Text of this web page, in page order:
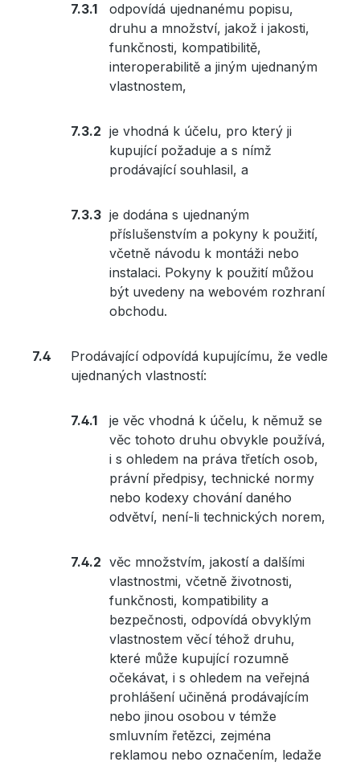
odpovídá ujednanému popisu,
druhu a množství, jakož i jakosti,
funkčnosti, kompatibilitě,
interoperabilitě a jiným ujednaným
vlastnostem,
je vhodná k účelu, pro který ji
kupující požaduje a s nímž
prodávající souhlasil, a
je dodána s ujednaným
příslušenstvím a pokyny k použití,
včetně návodu k montáži nebo
instalaci. Pokyny k použití můžou
být uvedeny na webovém rozhraní
obchodu.
Prodávající odpovídá kupujícímu, že vedle
ujednaných vlastností:
je věc vhodná k účelu, k němuž se
věc tohoto druhu obvykle používá,
i s ohledem na práva třetích osob,
právní předpisy, technické normy
nebo kodexy chování daného
odvětví, není-li technických norem,
věc množstvím, jakostí a dalšími
vlastnostmi, včetně životnosti,
funkčnosti, kompatibility a
bezpečnosti, odpovídá obvyklým
vlastnostem věcí téhož druhu,
které může kupující rozumně
očekávat, i s ohledem na veřejná
prohlášení učiněná prodávajícím
nebo jinou osobou v témže
smluvním řetězci, zejména
reklamou nebo označením, ledaže